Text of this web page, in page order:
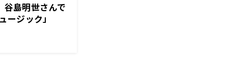
島明世さんで
ージック」